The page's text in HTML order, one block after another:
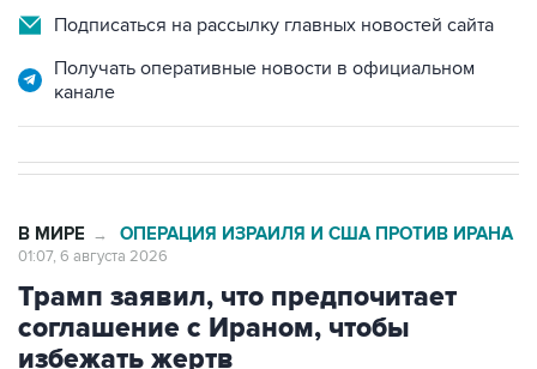
Получать оперативные новости в официальном
канале
Трамп заявил, что предпочитает
соглашение с Ираном, чтобы
избежать жертв